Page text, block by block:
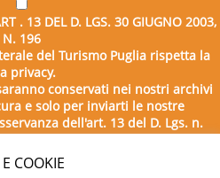
. 13 DEL D. LGS. 30 GIUGNO 2003,
N. 196
del Turismo Puglia rispetta la
privacy.
conservati nei nostri archivi
e solo per inviarti le nostre
dell'art. 13 del D. Lgs. n.
2003.
COOKIE